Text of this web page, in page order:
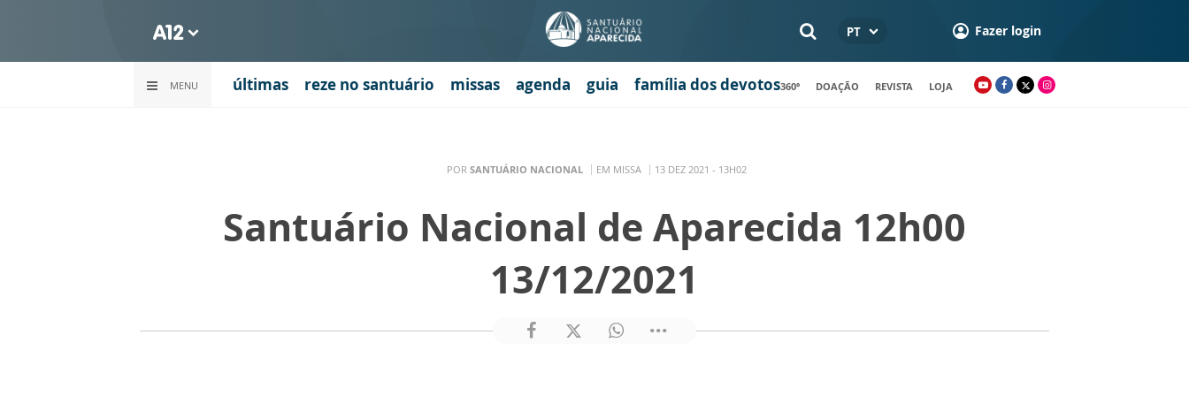
PT Fazer login
MENU últimas reze no santuário missas agenda guia família dos devotos360º DOAÇÃO REVISTA LOJA
POR SANTUÁRIO NACIONAL EM MISSA 13 DEZ 2021 - 13H02
Santuário Nacional de Aparecida 12h00
13/12/2021